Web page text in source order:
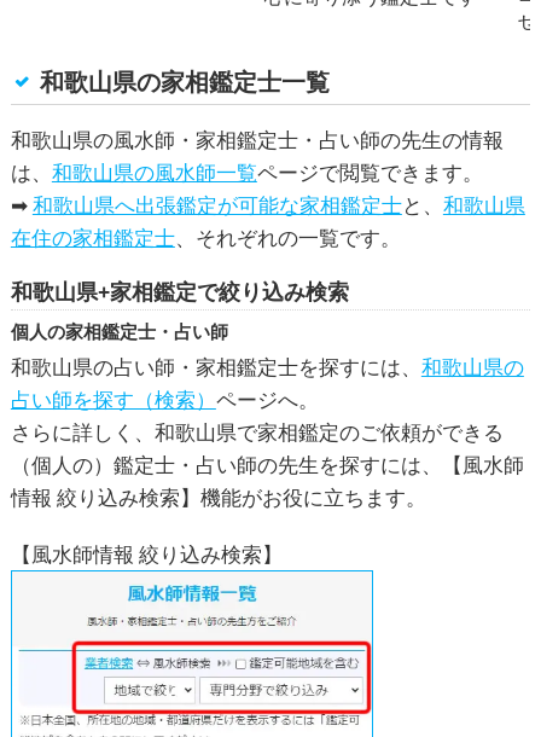
和歌山県の家相鑑定士一覧
和歌山県の風水師・家相鑑定士・占い師の先生の情報
は、 和歌山県の風水師一覧ページで閲覧できます。
➡和歌山県へ出張鑑定が可能な家相鑑定士と、 和歌山県
在住の家相鑑定士、それぞれの一覧です。
和歌山県+家相鑑定で絞り込み検索
個人の家相鑑定士・占い師
和歌山県の占い師・家相鑑定士を探すには、 和歌山県の
占い師を探す（検索） ページへ。
さらに詳しく、和歌山県で家相鑑定のご依頼ができる
（個人の）鑑定士・占い師の先生を探すには、【風水師
情報 絞り込み検索】機能がお役に立ちます。
【風水師情報 絞り込み検索】